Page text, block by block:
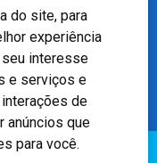
do site, para
experiência
interesse
e serviços e
de
anúncios que
para você.
Porto Alegre – RS,
- CREMERS 11217